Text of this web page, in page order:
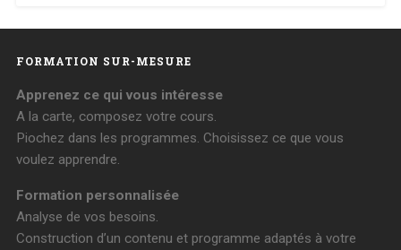
FORMATION SUR-MESURE
Apprenez ce qui vous intéresse
A la carte, composez votre cours.
Piochez dans les programmes. Choisissez ce que vous
voulez apprendre.
Formation personnalisée
Analyse de vos besoins.
Construction d’un contenu et programme adaptés à votre